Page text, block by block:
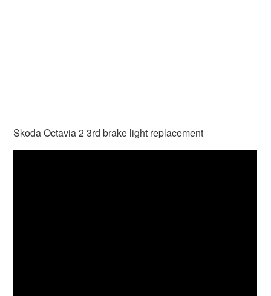
Skoda Octavia 2 3rd brake light replacement